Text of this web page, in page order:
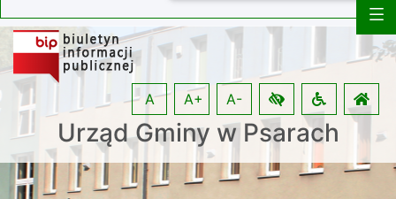
Urząd Gminy w Psarach
A A+ A-